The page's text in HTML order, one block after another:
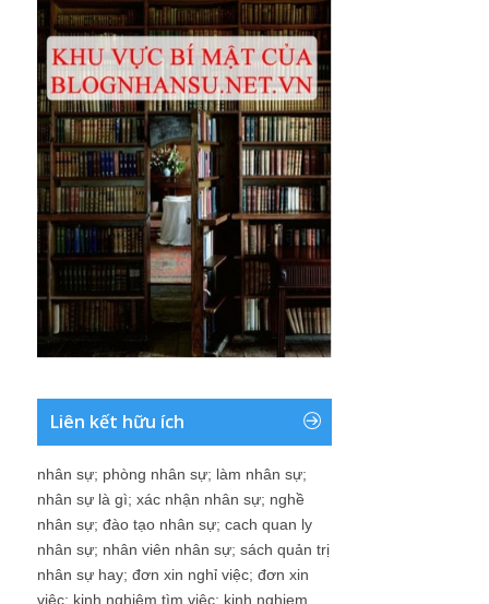
Liên kết hữu ích
nhân sự; phòng nhân sự; làm nhân sự;
nhân sự là gì; xác nhận nhân sự; nghề
nhân sự; đào tạo nhân sự; cach quan ly
nhân sự; nhân viên nhân sự; sách quản trị
nhân sự hay; đơn xin nghỉ việc; đơn xin
việc; kinh nghiệm tìm việc; kinh nghiem